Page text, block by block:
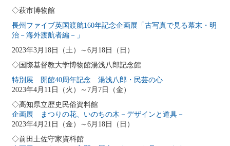
◇萩市博物館
長州ファイブ英国渡航160年記念企画展「古写真で見る幕末・明
治－海外渡航者編 － 」
2023年3月18日（土）～6月18日（日）
◇国際基督教大学博物館湯浅八郎記念館
特別展 開館40周年記念 湯浅八郎・民芸の心
2023年4月11日（火）～7月7日（金）
◇高知県立歴史民俗資料館
企画展 まつりの花、いのちの木－デザインと道具－
2023年4月21日（金）～6月18日（日）
◇前田土佐守家資料館